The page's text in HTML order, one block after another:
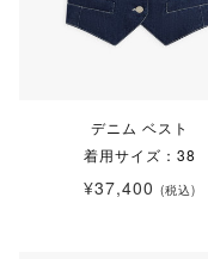
デニム ベスト
着用サイズ：38
¥37,400 (税込)